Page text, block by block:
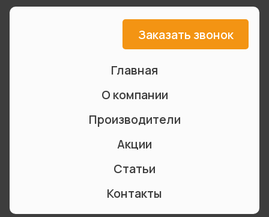
Заказать звонок
Главная
О компании
Производители
Акции
Статьи
Контакты